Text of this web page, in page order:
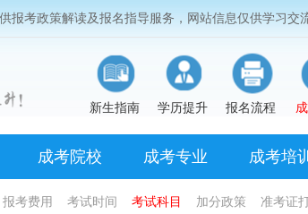
报考政策解读及报名指导服务，网站信息仅供学习交
新生指南 学历提升 报名流程
成考院校 成考专业 成考培训
报考费用 考试时间 考试科目 加分政策 准考证